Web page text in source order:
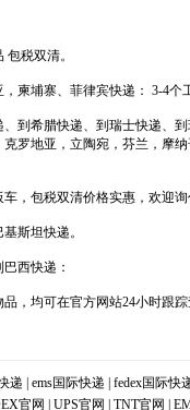
税双清。
柬埔寨、菲律宾快递： 3-4个
到希腊快递、到瑞士快递、
罗地亚，立陶宛，芬兰，摩
，包税双清价格实惠，欢迎
斯坦快递。
西快递：
，均可在官方网站24小时跟
递 ems国际快递
fedex国际快
官网 UPS官网 TNT官网